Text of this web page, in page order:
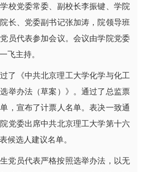
校党委常委、副校长李振键、学院
长、党委副书记张加涛，院领导班
员代表参加会议。会议由学院党委
飞主持。
了《中共北京理工大学化学与化工
举办法（草案）》。通过了总监票
，宣布了计票人名单。表决一致通
党委出席中共北京理工大学第十六
候选人建议名单。
党员代表严格按照选举办法，以无